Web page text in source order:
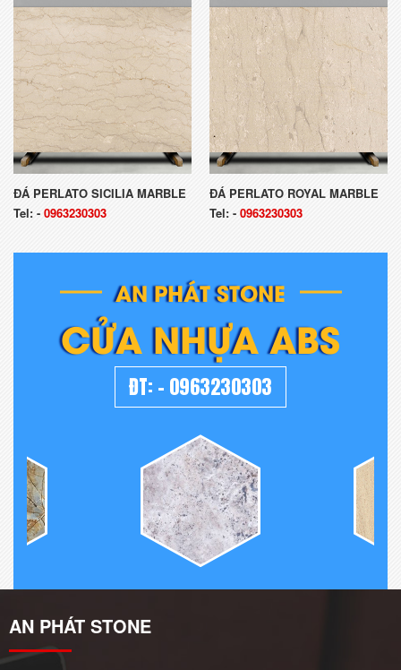
ĐÁ PERLATO SICILIA MARBLE
Tel: - 0963230303
ĐÁ PERLATO ROYAL MARBLE
Tel: - 0963230303
AN PHÁT STONE
CỬA NHỰA ABS
ĐT: - 0963230303
AN PHÁT STONE